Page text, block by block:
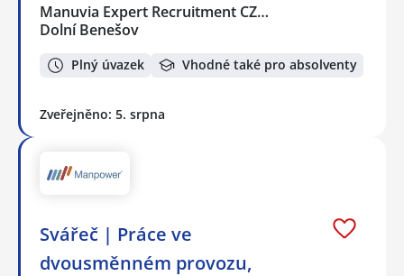
Manuvia Expert Recruitment CZ…
Dolní Benešov
Plný úvazek Vhodné také pro absolventy
Zveřejněno: 5. srpna
Svářeč | Práce ve
dvousměnném provozu,